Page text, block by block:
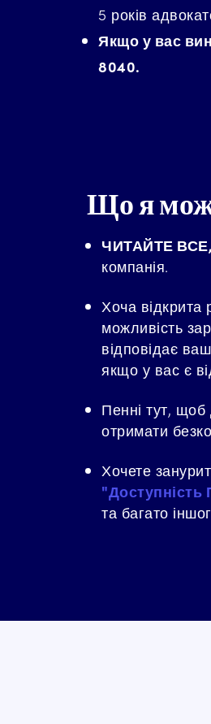
5 років
Якщо у вас
8040.
Що я
ЧИТАЙТЕ
компанія.
Хоча відкрита
можливість
відповідає
якщо у вас є
Пенні тут, щоб
отримати
Хочете
"Доступність
та багато